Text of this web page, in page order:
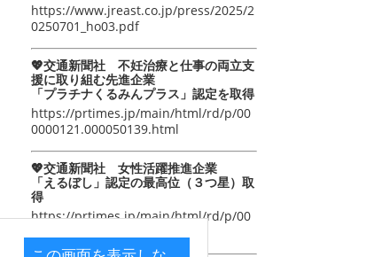
https://www.jreast.co.jp/press/2025/2
0250701_ho03.pdf
💖交通新聞社 不妊治療と仕事の両立支
援に取り組む先進企業
「プラチナくるみんプラス」認定を取得
https://prtimes.jp/main/html/rd/p/00
0000121.000050139.html
💖交通新聞社 女性活躍推進企業
「えるぼし」認定の最高位（３つ星）取
得
https://prtimes.jp/main/html/rd/p/00